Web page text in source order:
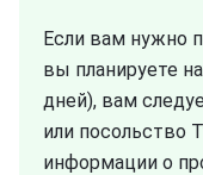
Если вам нужно
вы планируете
дней), вам
или посольство
информации о